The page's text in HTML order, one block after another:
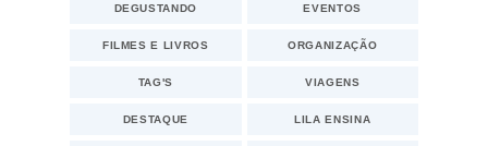
DEGUSTANDO EVENTOS
FILMES E LIVROS ORGANIZAÇÃO
TAG'S VIAGENS
DESTAQUE LILA ENSINA